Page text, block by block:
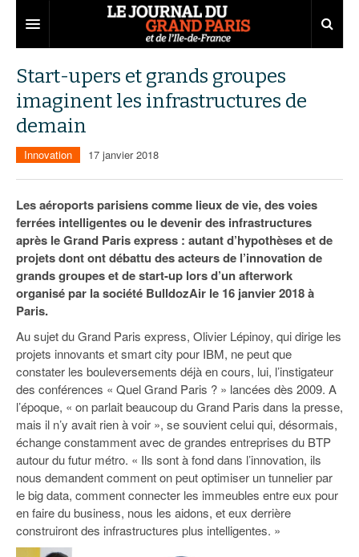
Territoires
Aménagement
Collectivités
Services urbains
Entreprises
Développement économique
Attractivité
Innovation
Transport
Départements
77
78
91
93
94
95
Nominations
Portraits
Agenda
Les Assises du Grand Paris
Éditions précédentes
Le podcast
Ecouter les épisodes
Start-upers et grands groupes
imaginent les infrastructures de
demain
Innovation 17 janvier 2018
Les aéroports parisiens comme lieux de vie, des voies
ferrées intelligentes ou le devenir des infrastructures
après le Grand Paris express : autant d’hypothèses et de
projets dont ont débattu des acteurs de l’innovation de
grands groupes et de start-up lors d’un afterwork
organisé par la société BulldozAir le 16 janvier 2018 à
Paris.
Au sujet du Grand Paris express, Olivier Lépinoy, qui dirige les
projets innovants et smart city pour IBM, ne peut que
constater les bouleversements déjà en cours, lui, l’instigateur
des conférences « Quel Grand Paris ? » lancées dès 2009. A
l’époque, « on parlait beaucoup du Grand Paris dans la presse,
mais il n’y avait rien à voir », se souvient celui qui, désormais,
échange constamment avec de grandes entreprises du BTP
autour du futur métro. « Ils sont à fond dans l’innovation, ils
nous demandent comment on peut optimiser un tunnelier par
le big data, comment connecter les immeubles entre eux pour
en faire du business, nous les aidons, et eux derrière
construiront des infrastructures plus intelligentes. »